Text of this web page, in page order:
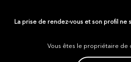
La prise de rendez-vous et son profil ne
Vous êtes le propriétaire de